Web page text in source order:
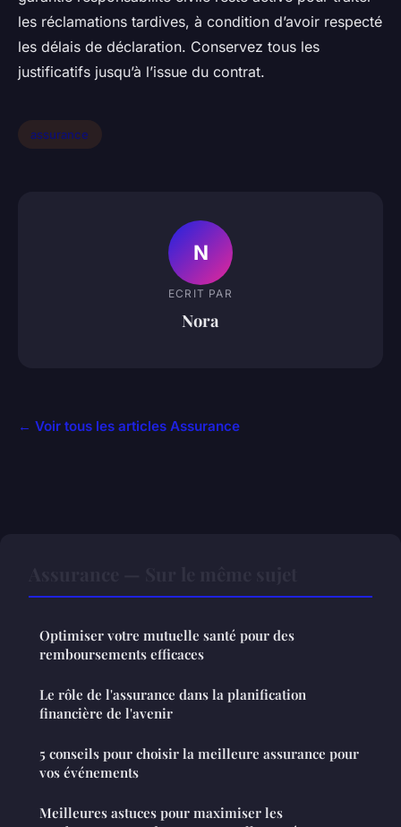
les réclamations tardives, à condition d’avoir respecté
les délais de déclaration. Conservez tous les
justificatifs jusqu’à l’issue du contrat.
assurance
N
ECRIT PAR
Nora
← Voir tous les articles Assurance
Optimiser votre mutuelle santé pour des
remboursements efficaces
Le rôle de l'assurance dans la planification
financière de l'avenir
5 conseils pour choisir la meilleure assurance pour
vos événements
Meilleures astuces pour maximiser les